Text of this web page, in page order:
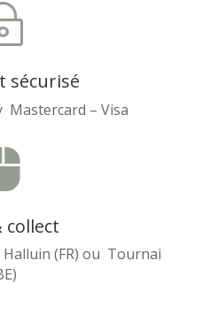
sécurisé
Mastercard – Visa
collect
(FR) ou Tournai